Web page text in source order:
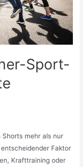
Sport-
mehr als nur
Faktor
Krafttraining oder